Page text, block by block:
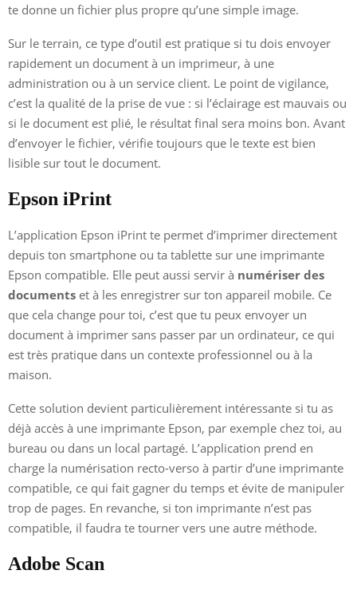
te donne un fichier plus propre qu’une simple image.
Sur le terrain, ce type d’outil est pratique si tu dois envoyer
rapidement un document à un imprimeur, à une
administration ou à un service client. Le point de vigilance,
c’est la qualité de la prise de vue : si l’éclairage est mauvais ou
si le document est plié, le résultat final sera moins bon. Avant
d’envoyer le fichier, vérifie toujours que le texte est bien
lisible sur tout le document.
Epson iPrint
L’application Epson iPrint te permet d’imprimer directement
depuis ton smartphone ou ta tablette sur une imprimante
Epson compatible. Elle peut aussi servir à numériser des
documents et à les enregistrer sur ton appareil mobile. Ce
que cela change pour toi, c’est que tu peux envoyer un
document à imprimer sans passer par un ordinateur, ce qui
est très pratique dans un contexte professionnel ou à la
maison.
Cette solution devient particulièrement intéressante si tu as
déjà accès à une imprimante Epson, par exemple chez toi, au
bureau ou dans un local partagé. L’application prend en
charge la numérisation recto-verso à partir d’une imprimante
compatible, ce qui fait gagner du temps et évite de manipuler
trop de pages. En revanche, si ton imprimante n’est pas
compatible, il faudra te tourner vers une autre méthode.
Adobe Scan